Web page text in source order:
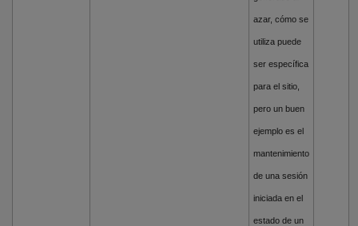
azar, cómo se
utiliza puede
ser específica
para el sitio,
pero un buen
ejemplo es el
mantenimiento
de una sesión
iniciada en el
estado de un